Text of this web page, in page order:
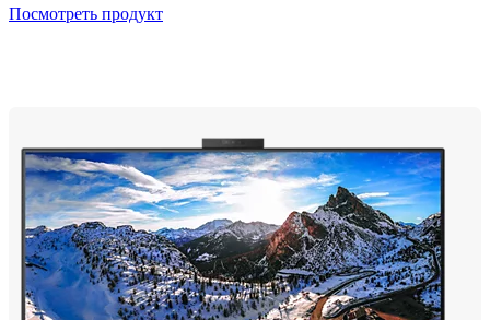
Посмотреть продукт